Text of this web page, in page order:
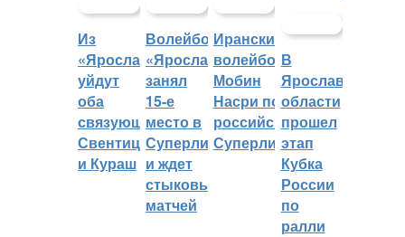
Из
«Ярославича»
уйдут
оба
связующих:
Свентицкис
и Кураш
Волейбольный
«Ярославич»
занял
15-е
место в
Суперлиге
и ждет
стыковых
матчей
Иранский
волейболист
Мобин
Насри покинет
российскую
Суперлигу
В
Ярославской
области
прошел
этап
Кубка
России
по
ралли